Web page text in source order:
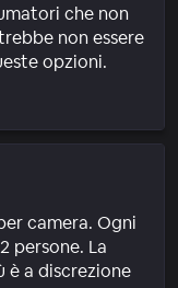
che non
non essere
opzioni.
camera. Ogni
persone. La
è a discrezione